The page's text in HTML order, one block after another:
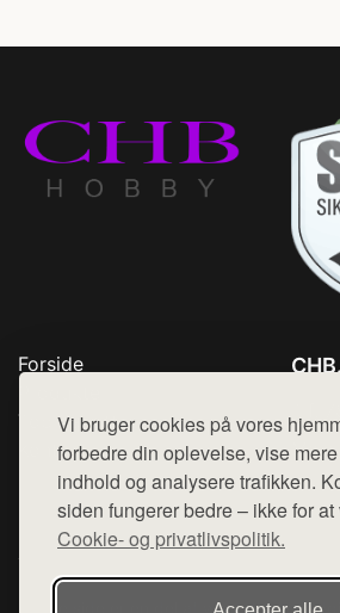
Vi bruger cookies på vores
forbedre din oplevelse, vise
indhold og analysere trafikken.
siden fungerer bedre – ikke for
Cookie- og privatlivspolitik.
Forside
Top Rabatter
Kontakt
Mail:
Denne side er en del af want.dk, der